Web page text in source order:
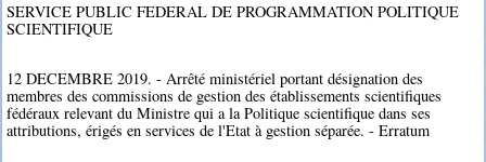
SERVICE PUBLIC FEDERAL DE PROGRAMMATION POLITIQUE
SCIENTIFIQUE
12 DECEMBRE 2019. - Arrêté ministériel portant désignation des
membres des commissions de gestion des établissements scientifiques
fédéraux relevant du Ministre qui a la Politique scientifique dans ses
attributions, érigés en services de l'Etat à gestion séparée. - Erratum